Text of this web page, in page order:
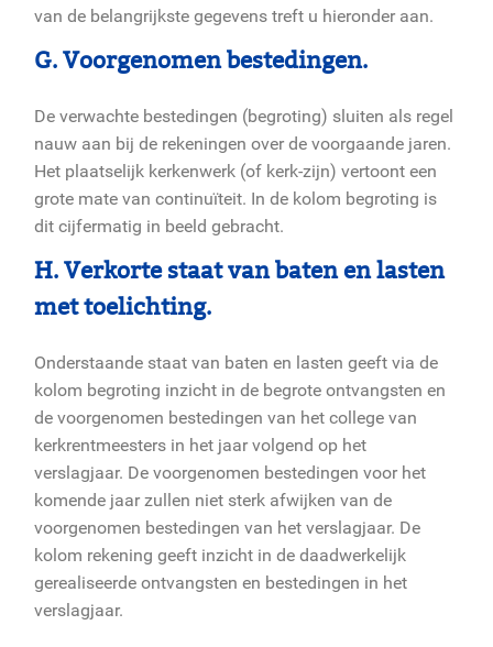
van de belangrijkste gegevens treft u hieronder aan.
G. Voorgenomen bestedingen.
De verwachte bestedingen (begroting) sluiten als regel
nauw aan bij de rekeningen over de voorgaande jaren.
Het plaatselijk kerkenwerk (of kerk-zijn) vertoont een
grote mate van continuïteit. In de kolom begroting is
dit cijfermatig in beeld gebracht.
H. Verkorte staat van baten en lasten
met toelichting.
Onderstaande staat van baten en lasten geeft via de
kolom begroting inzicht in de begrote ontvangsten en
de voorgenomen bestedingen van het college van
kerkrentmeesters in het jaar volgend op het
verslagjaar. De voorgenomen bestedingen voor het
komende jaar zullen niet sterk afwijken van de
voorgenomen bestedingen van het verslagjaar. De
kolom rekening geeft inzicht in de daadwerkelijk
gerealiseerde ontvangsten en bestedingen in het
verslagjaar.